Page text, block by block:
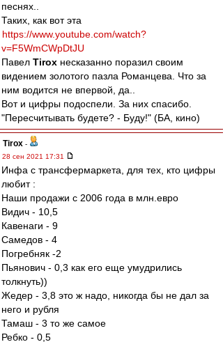
песнях..
Таких, как вот эта
https://www.youtube.com/watch?
v=F5WmCWpDtJU
Павел Tirox несказанно поразил своим
видением золотого пазла Романцева. Что за
ним водится не впервой, да..
Вот и цифры подоспели. За них спасибо.
"Пересчитывать будете? - Буду!" (БА, кино)
Tirox -
28 сен 2021 17:31
Инфа с трансфермаркета, для тех, кто цифры
любит :
Наши продажи с 2006 года в млн.евро
Видич - 10,5
Кавенаги - 9
Самедов - 4
Погребняк -2
Пьянович - 0,3 как его еще умудрились
толкнуть))
Жедер - 3,8 это ж надо, никогда бы не дал за
него и рубля
Тамаш - 3 то же самое
Ребко - 0,5